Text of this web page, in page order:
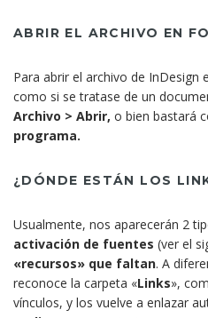
ABRIR EL ARCHIVO EN
Para abrir el archivo de InDesign
como si se tratase de un
Archivo > Abrir, o bien bastará
programa.
¿DÓNDE ESTÁN LOS
Usualmente, nos aparecerán 2
activación de fuentes (ver el
«recursos» que faltan. A
reconoce la carpeta «Links»,
vínculos, y los vuelve a enlazar